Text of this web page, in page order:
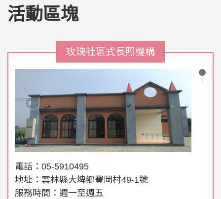
活動區塊
玫瑰社區式長照機構
電話：05-5910495
地址：雲林縣大埤鄉豐岡村49-1號
服務時間：週一至週五